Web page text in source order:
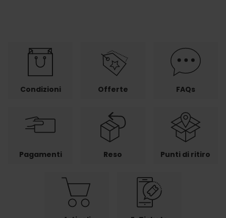
Condizioni Offerte FAQs
Pagamenti Reso Punti di ritiro